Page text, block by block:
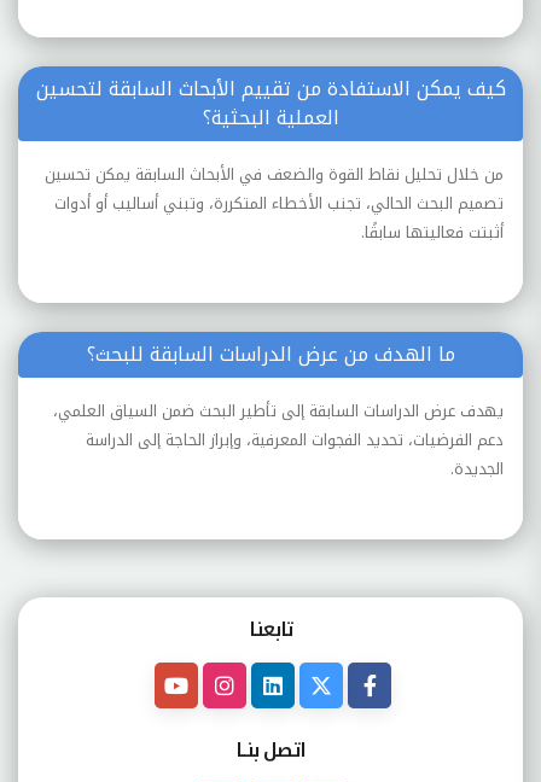
كيف يمكن الاستفادة من تقييم الأبحاث السابقة لتحسين
العملية البحثية؟
من خلال تحليل نقاط القوة والضعف في الأبحاث السابقة يمكن تحسين
تصميم البحث الحالي، تجنب الأخطاء المتكررة، وتبني أساليب أو أدوات
أثبتت فعاليتها سابقًا.
ما الهدف من عرض الدراسات السابقة للبحث؟
يهدف عرض الدراسات السابقة إلى تأطير البحث ضمن السياق العلمي،
دعم الفرضيات، تحديد الفجوات المعرفية، وإبراز الحاجة إلى الدراسة
الجديدة.
تابعنـا
اتصل بنــا